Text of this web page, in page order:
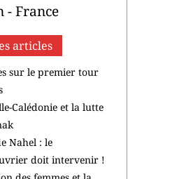
- France
articles
sur le premier tour
Calédonie et la lutte
Nahel : le
doit intervenir !